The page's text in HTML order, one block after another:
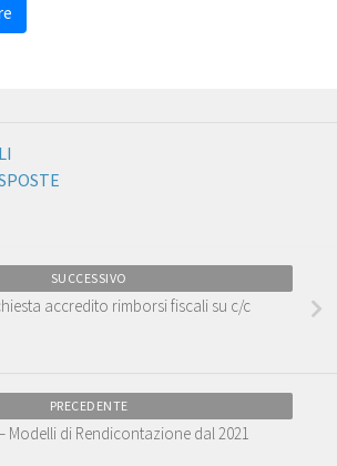
SUCCESSIVO
accredito rimborsi fiscali su c/c
PRECEDENTE
Modelli di Rendicontazione dal 2021